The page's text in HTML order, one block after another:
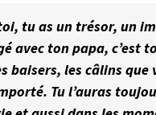
tu as un trésor, un
avec ton papa, c’est
baisers, les câlins
Tu l’auras